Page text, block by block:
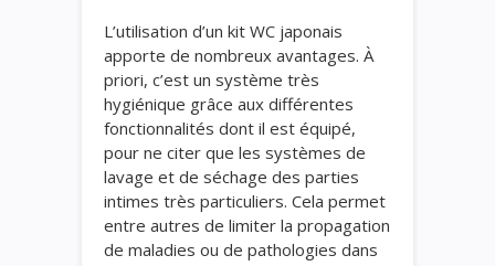
L’utilisation d’un kit WC japonais
apporte de nombreux avantages. À
priori, c’est un système très
hygiénique grâce aux différentes
fonctionnalités dont il est équipé,
pour ne citer que les systèmes de
lavage et de séchage des parties
intimes très particuliers. Cela permet
entre autres de limiter la propagation
de maladies ou de pathologies dans